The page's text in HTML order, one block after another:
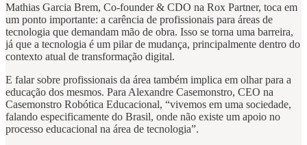
Mathias Garcia Brem, Co-founder & CDO na Rox Partner, toca em
um ponto importante: a carência de profissionais para áreas de
tecnologia que demandam mão de obra. Isso se torna uma barreira,
já que a tecnologia é um pilar de mudança, principalmente dentro do
contexto atual de transformação digital.
E falar sobre profissionais da área também implica em olhar para a
educação dos mesmos. Para Alexandre Casemonstro, CEO na
Casemonstro Robótica Educacional, “vivemos em uma sociedade,
falando especificamente do Brasil, onde não existe um apoio no
processo educacional na área de tecnologia”.